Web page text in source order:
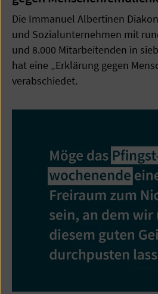
Die Immanuel Albertinen
und Sozialunternehmen mit
und 8.000 Mitarbeitenden in
hat eine „Erklärung gegen
verabschiedet.